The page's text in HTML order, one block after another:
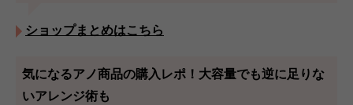
ショップまとめはこちら
気になるアノ商品の購入レポ！大容量でも逆に足りな
いアレンジ術も